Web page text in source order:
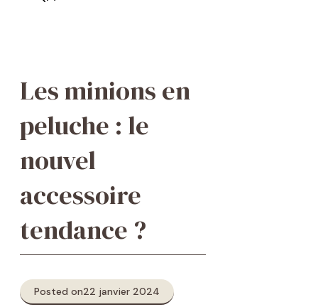
Les minions en
peluche : le
nouvel
accessoire
tendance ?
Posted on22 janvier 2024